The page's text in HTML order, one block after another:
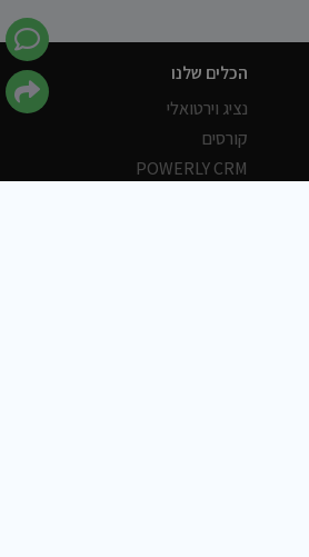
הכלים שלנו
נציג וירטואלי
קורסים
POWERLY CRM